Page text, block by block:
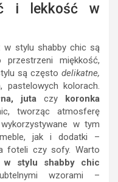
i lekkość w
w stylu shabby chic są
miękkość,
są często delikatne,
pastelowych kolorach.
juta czy
koronka
tworząc atmosferę
w tym
jak i dodatki –
foteli czy sofy. Warto
w stylu shabby chic
wzorami –